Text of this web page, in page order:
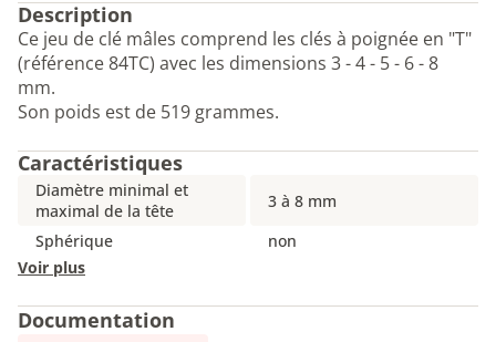
Description
Ce jeu de clé mâles comprend les clés à poignée en "T"
(référence 84TC) avec les dimensions 3 - 4 - 5 - 6 - 8
mm.
Son poids est de 519 grammes.
Caractéristiques
Diamètre minimal et
maximal de la tête
3 à 8 mm
Sphérique
non
Voir plus
Documentation